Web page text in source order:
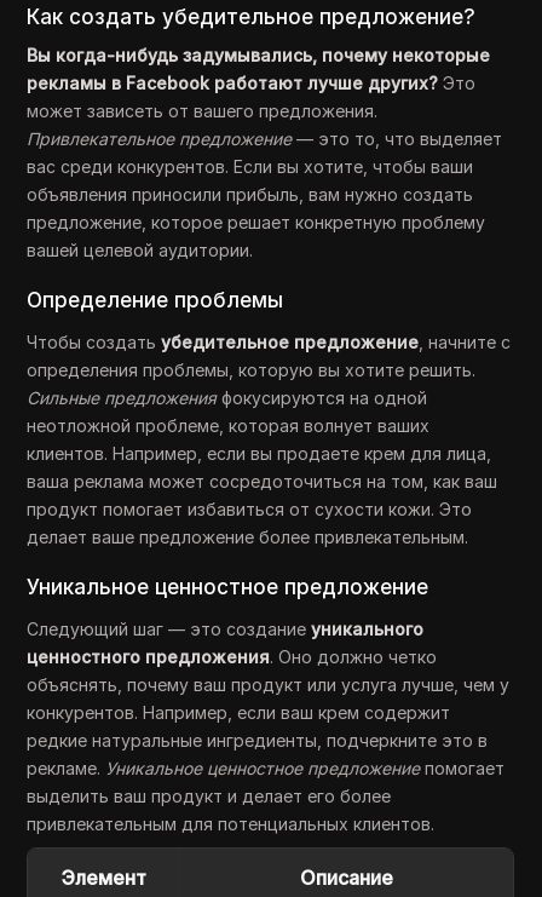
Как создать убедительное предложение?
Вы когда-нибудь задумывались, почему некоторые
рекламы в Facebook работают лучше других? Это
может зависеть от вашего предложения.
Привлекательное предложение— это то, что выделяет
вас среди конкурентов. Если вы хотите, чтобы ваши
объявления приносили прибыль, вам нужно создать
предложение, которое решает конкретную проблему
вашей целевой аудитории.
Определение проблемы
Чтобы создатьубедительное предложение , начните с
определения проблемы, которую вы хотите решить.
Сильные предложенияфокусируются на одной
неотложной проблеме, которая волнует ваших
клиентов. Например, если вы продаете крем для лица,
ваша реклама может сосредоточиться на том, как ваш
продукт помогает избавиться от сухости кожи. Это
делает ваше предложение более привлекательным.
Уникальное ценностное предложение
Следующий шаг — это созданиеуникального
ценностного предложения. Оно должно четко
объяснять, почему ваш продукт или услуга лучше, чем у
конкурентов. Например, если ваш крем содержит
редкие натуральные ингредиенты, подчеркните это в
рекламе. Уникальное ценностное предложениепомогает
выделить ваш продукт и делает его более
привлекательным для потенциальных клиентов.
Элемент Описание